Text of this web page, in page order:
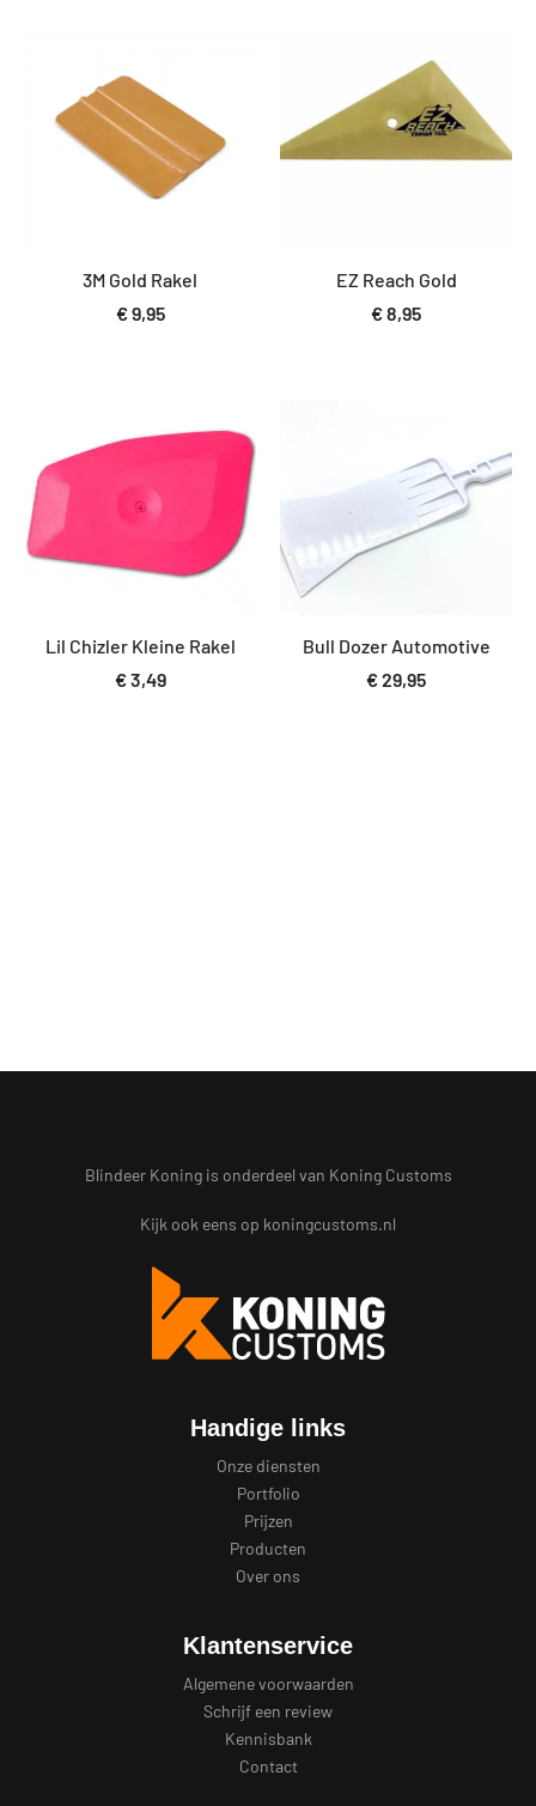
3M Gold Rakel
€9,95
EZ Reach Gold
€8,95
Lil Chizler Kleine Rakel
€3,49
Bull Dozer Automotive
€29,95
Blindeer Koning is onderdeel van Koning Customs
Kijk ook eens op koningcustoms.nl
Handige links
Onze diensten
Portfolio
Prijzen
Producten
Over ons
Klantenservice
Algemene voorwaarden
Schrijf een review
Kennisbank
Contact